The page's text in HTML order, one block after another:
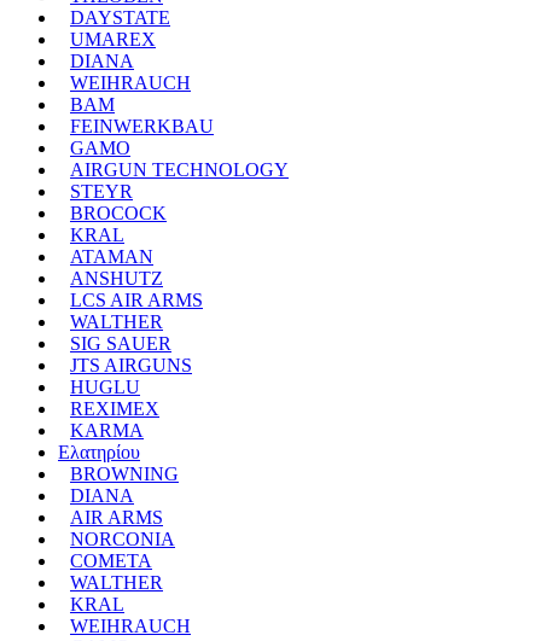
DAYSTATE
UMAREX
DIANA
WEIHRAUCH
BAM
FEINWERKBAU
GAMO
AIRGUN TECHNOLOGY
STEYR
BROCOCK
KRAL
ATAMAN
ANSHUTZ
LCS AIR ARMS
WALTHER
SIG SAUER
JTS AIRGUNS
HUGLU
REXIMEX
KARMA
Ελατηρίου
BROWNING
DIANA
AIR ARMS
NORCONIA
COMETA
WALTHER
KRAL
WEIHRAUCH